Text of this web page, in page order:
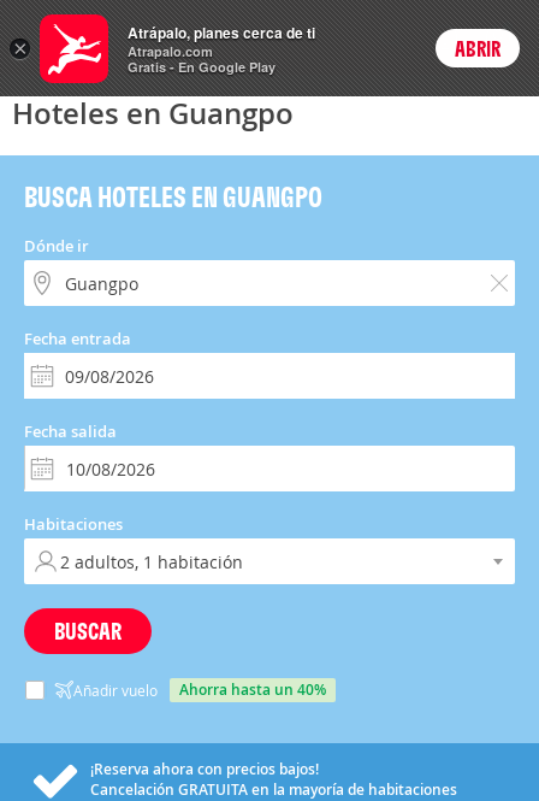
Hoteles Login
Hoteles en Guangpo
BUSCA HOTELES EN GUANGPO
Dónde ir
Fecha entrada
Fecha salida
Habitaciones
BUSCAR
Añadir vuelo ahorra hasta un 40%
¡Reserva ahora con precios bajos!
Cancelación GRATUITAen la mayoría de habitaciones
×
Atrápalo, planes cerca de ti
Atrapalo.com
Gratis - En Google Play
ABRIR